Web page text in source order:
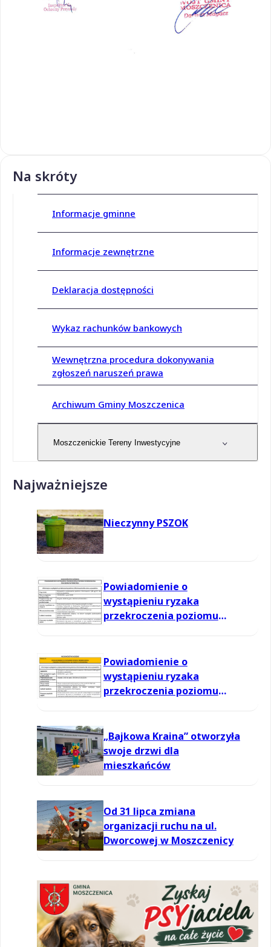
Na skróty
Informacje gminne
Informacje zewnętrzne
Deklaracja dostępności
Wykaz rachunków bankowych
Wewnętrzna procedura dokonywania
zgłoszeń naruszeń prawa
Archiwum Gminy Moszczenica
Moszczenickie Tereny Inwestycyjne
Najważniejsze
Nieczynny PSZOK
Powiadomienie o
wystąpieniu ryzaka
przekroczenia poziomu
Powiadomienie o
wystąpieniu ryzaka
przekroczenia poziomu
„Bajkowa Kraina” otworzyła
swoje drzwi dla
mieszkańców
Od 31 lipca zmiana
organizacji ruchu na ul.
Dworcowej w Moszczenicy